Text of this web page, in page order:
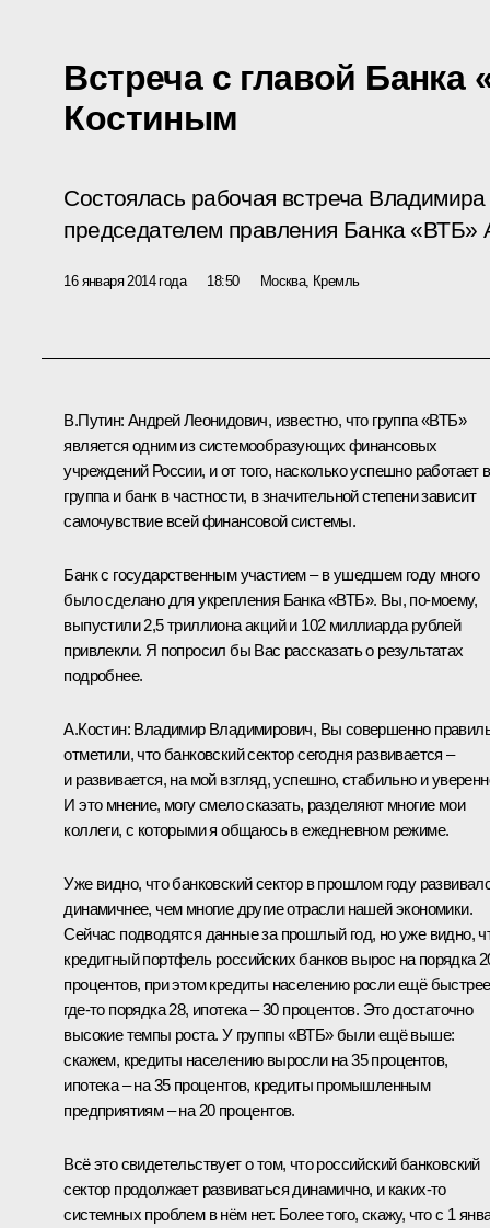
Встреча с главой
Костиным
Состоялась рабочая встреча
председателем правления Банка
16 января 2014 года 18:50 Москва, Кремль
В.Путин: Андрей Леонидович, известно, что группа «ВТБ»
является одним из системообразующих финансовых
учреждений России, и от того, насколько успешно работает
группа и банк в частности, в значительной степени зависит
самочувствие всей финансовой системы.
Банк с государственным участием – в ушедшем году много
было сделано для укрепления Банка «ВТБ». Вы, по‑моему,
выпустили 2,5 триллиона акций и 102 миллиарда рублей
привлекли. Я попросил бы Вас рассказать о результатах
подробнее.
А.Костин: Владимир Владимирович, Вы совершенно
отметили, что банковский сектор сегодня развивается –
и развивается, на мой взгляд, успешно, стабильно и
И это мнение, могу смело сказать, разделяют многие мои
коллеги, с которыми я общаюсь в ежедневном режиме.
Уже видно, что банковский сектор в прошлом году
динамичнее, чем многие другие отрасли нашей экономики.
Сейчас подводятся данные за прошлый год, но уже видно,
кредитный портфель российских банков вырос на порядка
процентов, при этом кредиты населению росли ещё
где‑то порядка 28, ипотека – 30 процентов. Это достаточно
высокие темпы роста. У группы «ВТБ» были ещё выше:
скажем, кредиты населению выросли на 35 процентов,
ипотека – на 35 процентов, кредиты промышленным
предприятиям – на 20 процентов.
Всё это свидетельствует о том, что российский банковский
сектор продолжает развиваться динамично, и каких‑то
системных проблем в нём нет. Более того, скажу, что с 1